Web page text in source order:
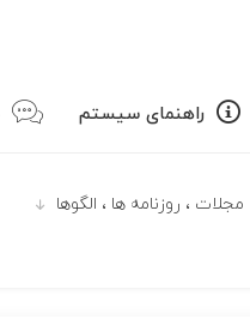
راهنمای سیستم
مجلات ، روزنامه ها ، الگوها